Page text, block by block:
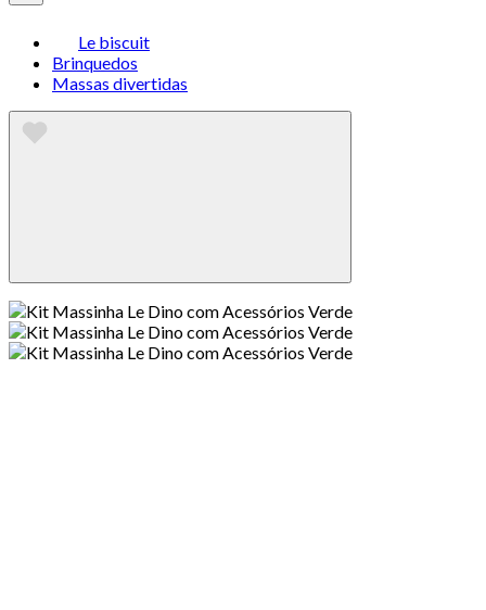
Le biscuit
Brinquedos
Massas divertidas